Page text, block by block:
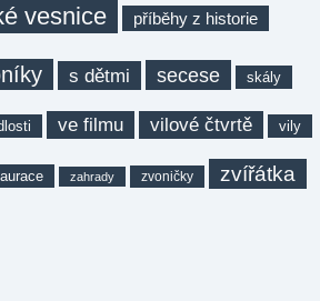
vesnice příběhy z historie
s dětmi secese skály
ve filmu vilové čtvrtě vily
zahrady zvoničky zvířátka